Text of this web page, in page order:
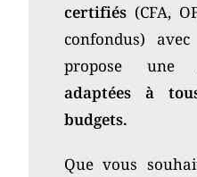
certifiés (CFA,
confondus)
propose une
adaptées à
budgets.
Que vous